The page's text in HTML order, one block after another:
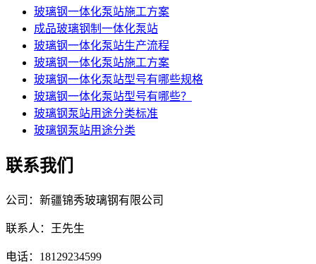
玻璃钢一体化泵站施工方案
成品玻璃钢制一体化泵站
玻璃钢一体化泵站生产流程
玻璃钢一体化泵站施工方案
玻璃钢一体化泵站型号有哪些规格
玻璃钢一体化泵站型号有哪些？
玻璃钢泵站用途分类标准
玻璃钢泵站用途分类
联系我们
公司：新疆锦秀玻璃钢有限公司
联系人：王先生
电话：18129234599